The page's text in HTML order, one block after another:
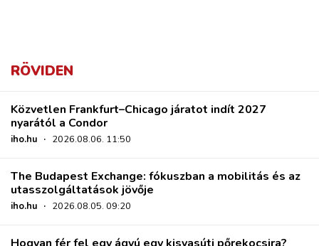
RÖVIDEN
Közvetlen Frankfurt–Chicago járatot indít 2027
nyarától a Condor
iho.hu · 2026.08.06. 11:50
The Budapest Exchange: fókuszban a mobilitás és az
utasszolgáltatások jövője
iho.hu · 2026.08.05. 09:20